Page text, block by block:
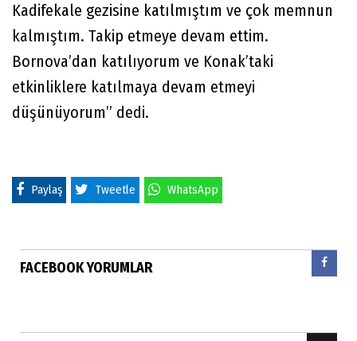
Kadifekale gezisine katılmıştım ve çok memnun
kalmıştım. Takip etmeye devam ettim.
Bornova’dan katılıyorum ve Konak’taki
etkinliklere katılmaya devam etmeyi
düşünüyorum” dedi.
Paylaş Tweetle WhatsApp
FACEBOOK YORUMLAR